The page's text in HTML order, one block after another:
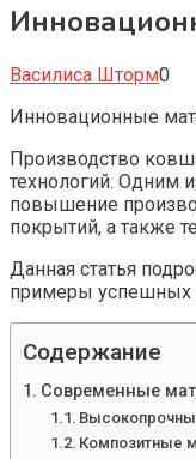
Василиса Шторм0
Инновационные
Производство
технологий. Одним
повышение
покрытий, а также
Данная статья
примеры успешных
Содержание
Современные
Композитные